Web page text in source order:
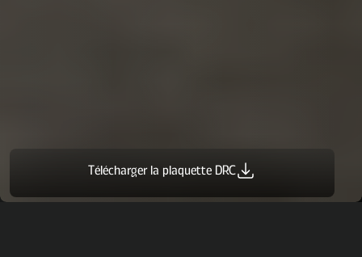
Télécharger la plaquette DRC